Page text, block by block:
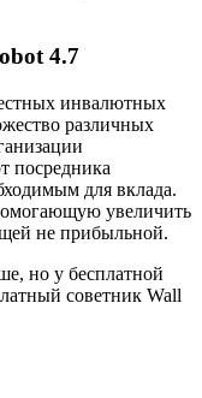
4.7
инвалютных
различных
посредника
для вклада.
увеличить
не прибыльной.
но у бесплатной
советник Wall